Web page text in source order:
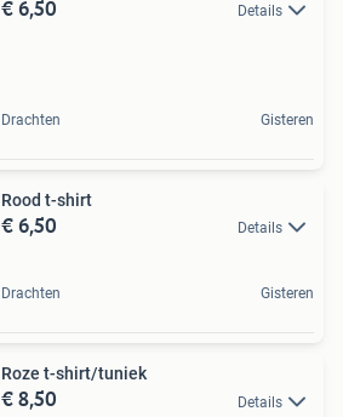
€ 6,50 Details
Drachten Gisteren
Rood t-shirt
€ 6,50 Details
Drachten Gisteren
Roze t-shirt/tuniek
€ 8,50 Details